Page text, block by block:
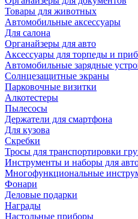
Товары для животных
Автомобильные аксессуары
Для салона
Органайзеры для авто
Аксессуары для торпеды и
Автомобильные зарядные
Солнцезащитные экраны
Парковочные визитки
Алкотестеры
Пылесосы
Держатели для смартфона
Для кузова
Скребки
Тросы для транспортировки
Инструменты и наборы для
Многофункциональные
Фонари
Деловые подарки
Награды
Настольные приборы